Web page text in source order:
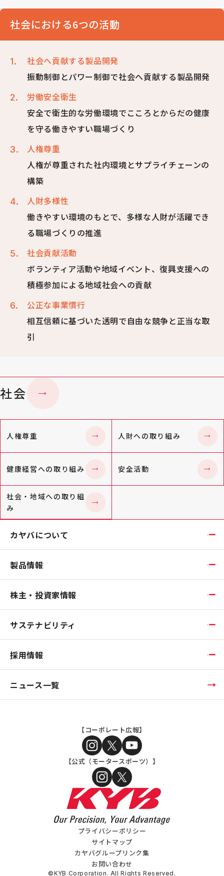
社会における6つの活動
社会へ貢献する製品開発
振動制御とパワー制御で社会へ貢献する製品開発
労働安全衛生
安全で衛生的な労働環境でこころとからだの健康
を守る働きやすい職場づくり
人権尊重
人権が尊重された社内環境とサプライチェーンの
構築
人財多様性
働きやすい環境のもとで、多様な人財が活躍でき
る職場づくりの推進
社会貢献活動
ボランティア活動や地域イベント、復興支援への
積極参加による地域社会への貢献
公正な事業慣行
相互信頼に基づいた透明で自由な競争と正当な取
引
社会
人権尊重 人財への取り組み
健康経営への取り組み 安全活動
社会・地域への取り組
み
カヤバについて
製品情報
株主・投資家情報
サステナビリティ
採用情報
ニュース一覧
【コーポレート広報】
【公式（モータースポーツ）】
プライバシーポリシー
サイトマップ
カヤバグループリンク集
お問い合わせ
©KYB Corporation. All Rights Reserved.